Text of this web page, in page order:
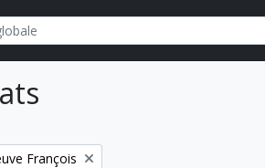
filter:
François